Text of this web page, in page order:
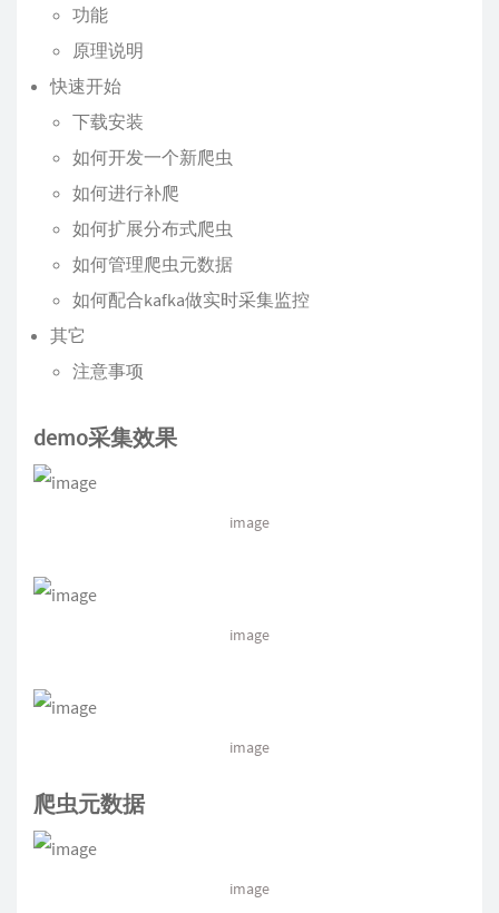
功能
原理说明
快速开始
下载安装
如何开发一个新爬虫
如何进行补爬
如何扩展分布式爬虫
如何管理爬虫元数据
如何配合kafka做实时采集监控
其它
注意事项
demo采集效果
image
image
image
爬虫元数据
image